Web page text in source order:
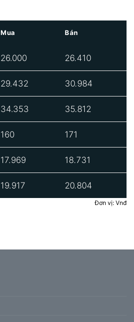
Mua Bán
26.000 26.410
29.432 30.984
34.353 35.812
160 171
17.969 18.731
19.917 20.804
Đơn vị: Vnđ